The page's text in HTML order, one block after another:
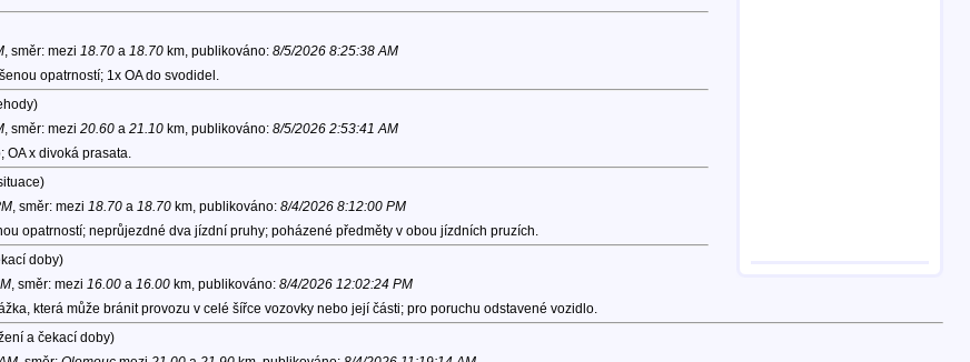
, směr: mezi 18.70a 18.70km, publikováno: 8/5/2026 8:25:38 AM
opatrností; 1x OA do svodidel.
, směr: mezi 20.60a 21.10km, publikováno: 8/5/2026 2:53:41 AM
OA x divoká prasata.
, směr: mezi 18.70a 18.70km, publikováno: 8/4/2026 8:12:00 PM
opatrností; neprůjezdné dva jízdní pruhy; poházené předměty v obou jízdních pruzích.
doby)
, směr: mezi 16.00a 16.00km, publikováno: 8/4/2026 12:02:24 PM
která může bránit provozu v celé šířce vozovky nebo její části; pro poruchu odstavené vozidlo.
a čekací doby)